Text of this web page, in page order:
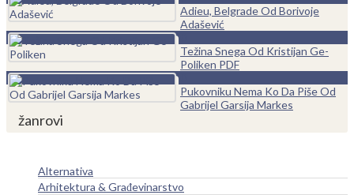
Adieu, Belgrade Od Borivoje
Adašević
Težina Snega Od Kristijan Ge-
Poliken PDF
Pukovniku Nema Ko Da Piše Od
Gabrijel Garsija Markes
žanrovi
Alternativa
Arhitektura & Građevinarstvo